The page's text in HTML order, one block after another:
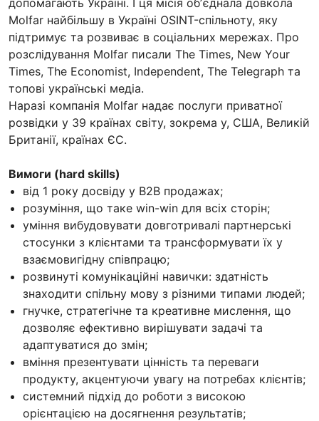
Molfar найбільшу в Україні OSINT-спільноту, яку
підтримує та розвиває в соціальних мережах. Про
розслідування Molfar писали The Times, New Your
Times, The Economist, Independent, The Telegraph та
топові українські медіа.
Наразі компанія Molfar надає послуги приватної
розвідки у 39 країнах світу, зокрема у, США, Великій
Британії, країнах ЄС.
Вимоги (hard skills)
від 1 року досвіду у B2B продажах;
розуміння, що таке win-win для всіх сторін;
уміння вибудовувати довготривалі партнерські
стосунки з клієнтами та трансформувати їх у
взаємовигідну співпрацю;
розвинуті комунікаційні навички: здатність
знаходити спільну мову з різними типами людей;
гнучке, стратегічне та креативне мислення, що
дозволяє ефективно вирішувати задачі та
адаптуватися до змін;
вміння презентувати цінність та переваги
продукту, акцентуючи увагу на потребах клієнтів;
системний підхід до роботи з високою
орієнтацією на досягнення результатів;